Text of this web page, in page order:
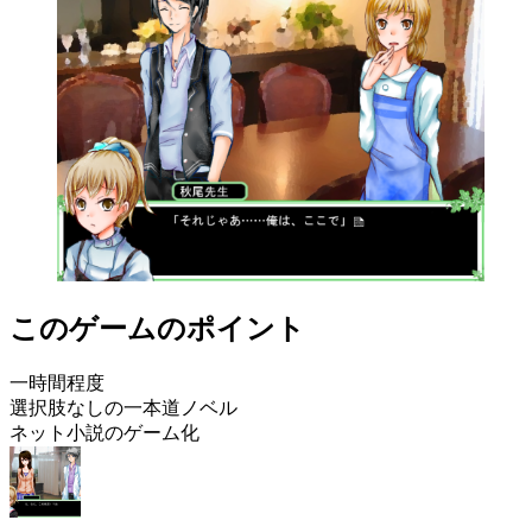
このゲームのポイント
一時間程度
選択肢なしの一本道ノベル
ネット小説のゲーム化